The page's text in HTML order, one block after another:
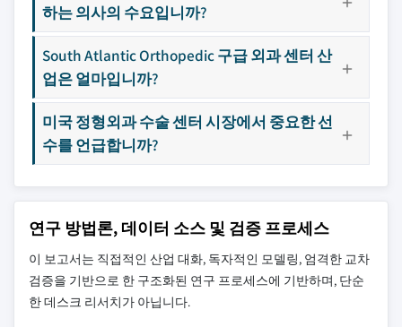
하는 의사의 수요입니까?
South Atlantic Orthopedic 구급 외과 센터 산
업은 얼마입니까?
미국 정형외과 수술 센터 시장에서 중요한 선
수를 언급합니까?
연구 방법론, 데이터 소스 및 검증 프로세스
이 보고서는 직접적인 산업 대화, 독자적인 모델링, 엄격한 교차
검증을 기반으로 한 구조화된 연구 프로세스에 기반하며, 단순
한 데스크 리서치가 아닙니다.